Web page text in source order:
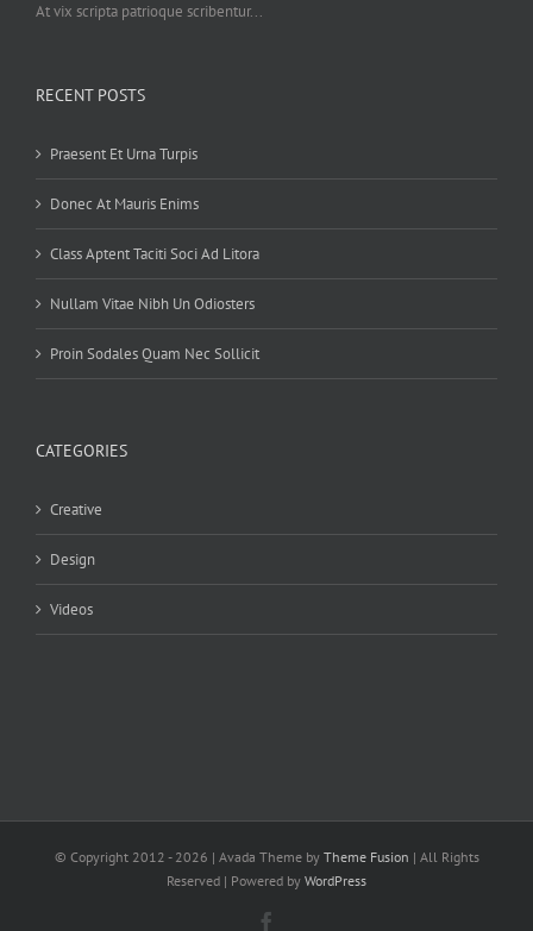
At vix scripta patrioque scribentur...
RECENT POSTS
Praesent Et Urna Turpis
Donec At Mauris Enims
Class Aptent Taciti Soci Ad Litora
Nullam Vitae Nibh Un Odiosters
Proin Sodales Quam Nec Sollicit
CATEGORIES
Creative
Design
Videos
© Copyright 2012 - 2026 | Avada Theme by Theme Fusion | All Rights
Reserved | Powered by WordPress